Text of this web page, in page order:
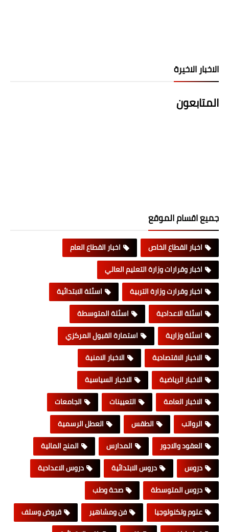
الاخبار الاخيرة
المتابعون
جميع اقسام الموقع
اخبار القطاع الخاص
اخبار القطاع العام
اخبار وقرارات وزارة التعليم العالي
اخبار وقرارت وزارة التربية
اسئلة الابتدائية
اسئلة الاعدادية
اسئلة المتوسطة
اسئلة وزارية
استمارة القبول المركزي
الاخبار الاقتصادية
الاخبار الامنية
الاخبار الرياضية
الاخبار السياسية
الاخبار العامة
التعيينات
الجامعات
الرواتب
الطقس
العطل الرسمية
العقود والاجور
المدارس
المنح المالية
دروس
دروس الابتدائية
دروس الاعدادية
دروس المتوسطة
صحة وطب
علوم وتكنولوجيا
فن ومشاهير
قروض وسلف